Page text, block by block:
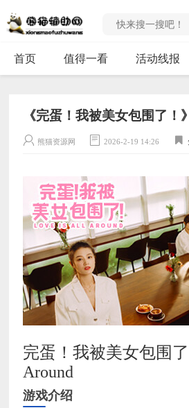
首页 值得一看 活动线报
《完蛋！我被美女包围了！
熊猫资源网 2026-2-19 14:26
完蛋！我被美女包围
Around
游戏介绍